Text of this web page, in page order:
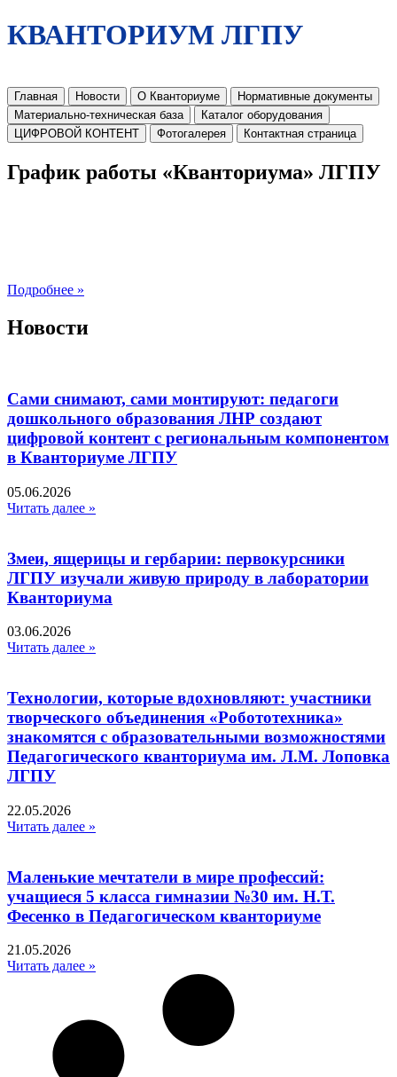
КВАНТОРИУМ ЛГПУ
Главная Новости О Кванториуме
Нормативные документы
Материально-техническая база
Каталог оборудования
ЦИФРОВОЙ КОНТЕНТ
Фотогалерея Контактная страница
График работы «Кванториума» ЛГПУ
Подробнее »
Новости
Сами снимают, сами монтируют: педагоги
дошкольного образования ЛНР создают
цифровой контент с региональным компонентом
в Кванториуме ЛГПУ​
05.06.2026
Читать далее »
Змеи, ящерицы и гербарии: первокурсники
ЛГПУ изучали живую природу в лаборатории
Кванториума
03.06.2026
Читать далее »
Технологии, которые вдохновляют: участники
творческого объединения «Робототехника»
знакомятся с образовательными возможностями
Педагогического кванториума им. Л.М. Лоповка
ЛГПУ
22.05.2026
Читать далее »
Маленькие мечтатели в мире профессий:
учащиеся 5 класса гимназии №30 им. Н.Т.
Фесенко в Педагогическом кванториуме
21.05.2026
Читать далее »